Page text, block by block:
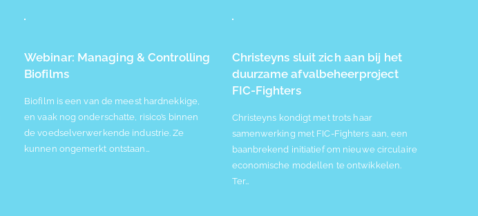
Webinar: Managing & Controlling
Biofilms
Biofilm is een van de meest hardnekkige,
en vaak nog onderschatte, risico’s binnen
de voedselverwerkende industrie. Ze
kunnen ongemerkt ontstaan…
Christeyns sluit zich aan bij het
duurzame afvalbeheerproject
FIC-Fighters
Christeyns kondigt met trots haar
samenwerking met FIC-Fighters aan, een
baanbrekend initiatief om nieuwe circulaire
economische modellen te ontwikkelen.
Ter…